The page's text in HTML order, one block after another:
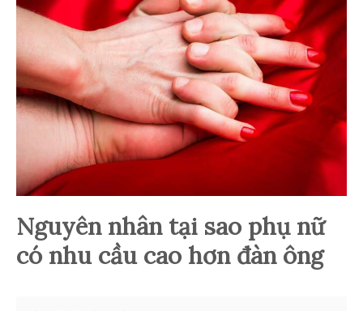
Nguyên nhân tại sao phụ nữ
có nhu cầu cao hơn đàn ông